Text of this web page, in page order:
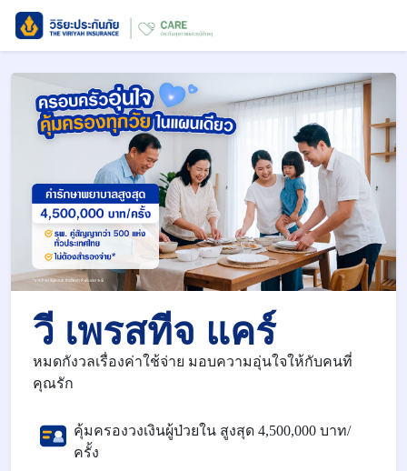
วี เพรสทีจ แคร์
หมดกังวลเรื่องค่าใช้จ่าย มอบความอุ่นใจให้กับคนที่
คุณรัก
คุ้มครองวงเงินผู้ป่วยใน สูงสุด 4,500,000 บาท/
ครั้ง